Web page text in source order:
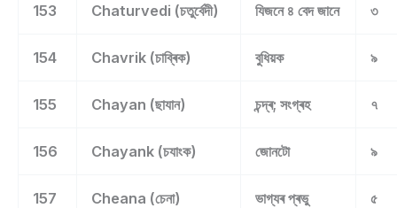
153 Chaturvedi (চতুৰ্বেদী) যিজনে ৪ বেদ জানে ৩
154 Chavrik (চাব্ৰিক) বুধিয়ক ৯
155 Chayan (ছাযান) চন্দ্ৰ; সংগ্ৰহ ৭
156 Chayank (চযাংক) জোনটো ৯
157 Cheana (চেনা) ভাগ্যৰ প্ৰভু ৫